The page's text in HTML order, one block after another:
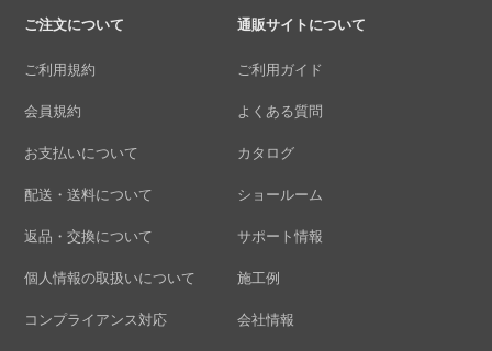
ご注文について
ご利用規約
会員規約
お支払いについて
配送・送料について
返品・交換について
個人情報の取扱いについて
コンプライアンス対応
通販サイトについて
ご利用ガイド
よくある質問
カタログ
ショールーム
サポート情報
施工例
会社情報